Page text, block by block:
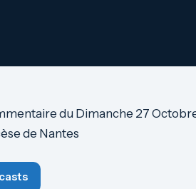
du Dimanche 27
de Nantes